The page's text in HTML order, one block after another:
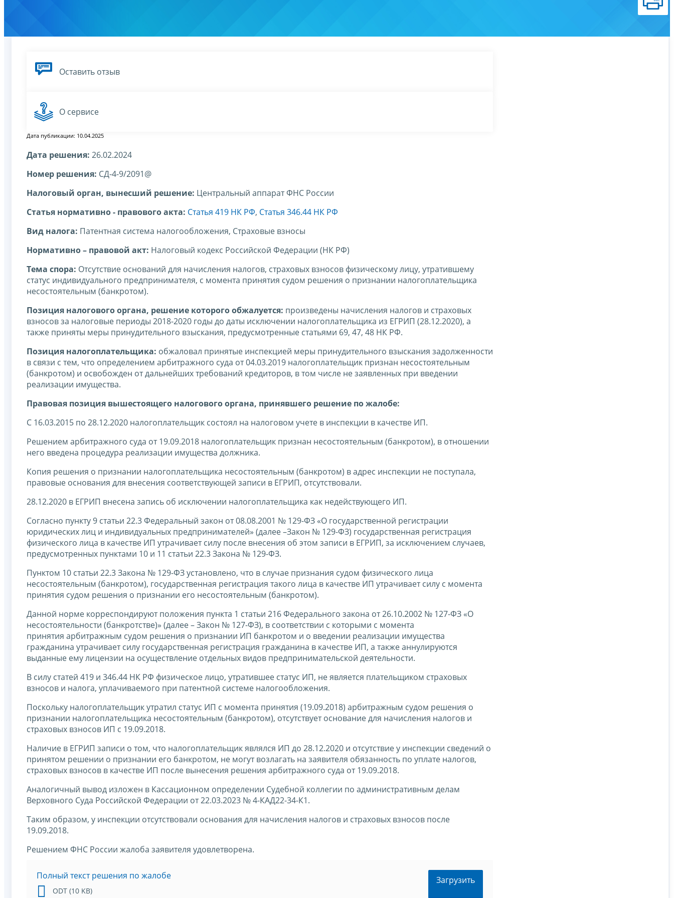
Оставить отзыв
О сервисе
Дата публикации: 10.04.2025
Дата решения: 26.02.2024
Номер решения: СД-4-9/2091@
Налоговый орган, вынесший решение: Центральный аппарат ФНС России
Статья нормативно - правового акта: Статья 419 НК РФ, Статья 346.44 НК РФ
Вид налога: Патентная система налогообложения, Страховые взносы
Нормативно – правовой акт: Налоговый кодекс Российской Федерации (НК РФ)
Тема спора: Отсутствие оснований для начисления налогов, страховых взносов физическому лицу, утратившему
статус индивидуального предпринимателя, с момента принятия судом решения о признании налогоплательщика
несостоятельным (банкротом).
Позиция налогового органа, решение которого обжалуется: произведены начисления налогов и страховых
взносов за налоговые периоды 2018-2020 годы до даты исключении налогоплательщика из ЕГРИП (28.12.2020), а
также приняты меры принудительного взыскания, предусмотренные статьями 69, 47, 48 НК РФ.
Позиция налогоплательщика: обжаловал принятые инспекцией меры принудительного взыскания задолженности
в связи с тем, что определением арбитражного суда от 04.03.2019 налогоплательщик признан несостоятельным
(банкротом) и освобожден от дальнейших требований кредиторов, в том числе не заявленных при введении
реализации имущества.
Правовая позиция вышестоящего налогового органа, принявшего решение по жалобе:
С 16.03.2015 по 28.12.2020 налогоплательщик состоял на налоговом учете в инспекции в качестве ИП.
Решением арбитражного суда от 19.09.2018 налогоплательщик признан несостоятельным (банкротом), в отношении
него введена процедура реализации имущества должника.
Копия решения о признании налогоплательщика несостоятельным (банкротом) в адрес инспекции не поступала,
правовые основания для внесения соответствующей записи в ЕГРИП, отсутствовали.
28.12.2020 в ЕГРИП внесена запись об исключении налогоплательщика как недействующего ИП.
Согласно пункту 9 статьи 22.3 Федеральный закон от 08.08.2001 № 129-ФЗ «О государственной регистрации
юридических лиц и индивидуальных предпринимателей» (далее –Закон № 129-ФЗ) государственная регистрация
физического лица в качестве ИП утрачивает силу после внесения об этом записи в ЕГРИП, за исключением случаев,
предусмотренных пунктами 10 и 11 статьи 22.3 Закона № 129-ФЗ.
Пунктом 10 статьи 22.3 Закона № 129-ФЗ установлено, что в случае признания судом физического лица
несостоятельным (банкротом), государственная регистрация такого лица в качестве ИП утрачивает силу с момента
принятия судом решения о признании его несостоятельным (банкротом).
Данной норме корреспондируют положения пункта 1 статьи 216 Федерального закона от 26.10.2002 № 127-ФЗ «О
несостоятельности (банкротстве)» (далее – Закон № 127-ФЗ), в соответствии с которыми с момента
принятия арбитражным судом решения о признании ИП банкротом и о введении реализации имущества
гражданина утрачивает силу государственная регистрация гражданина в качестве ИП, а также аннулируются
выданные ему лицензии на осуществление отдельных видов предпринимательской деятельности.
В силу статей 419 и 346.44 НК РФ физическое лицо, утратившее статус ИП, не является плательщиком страховых
взносов и налога, уплачиваемого при патентной системе налогообложения.
Поскольку налогоплательщик утратил статус ИП с момента принятия (19.09.2018) арбитражным судом решения о
признании налогоплательщика несостоятельным (банкротом), отсутствует основание для начисления налогов и
страховых взносов ИП с 19.09.2018.
Наличие в ЕГРИП записи о том, что налогоплательщик являлся ИП до 28.12.2020 и отсутствие у инспекции сведений о
принятом решении о признании его банкротом, не могут возлагать на заявителя обязанность по уплате налогов,
страховых взносов в качестве ИП после вынесения решения арбитражного суда от 19.09.2018.
Аналогичный вывод изложен в Кассационном определении Судебной коллегии по административным делам
Верховного Суда Российской Федерации от 22.03.2023 № 4-КАД22-34-К1.
Таким образом, у инспекции отсутствовали основания для начисления налогов и страховых взносов после
19.09.2018.
Решением ФНС России жалоба заявителя удовлетворена.
Полный текст решения по жалобе
ODT (10 KB)
Загрузить